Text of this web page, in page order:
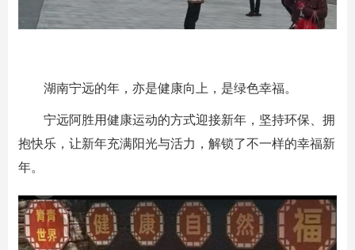
湖南宁远的年，亦是健康向上，是绿色幸福。
宁远阿胜用健康运动的方式迎接新年，坚持环保、拥
抱快乐，让新年充满阳光与活力，解锁了不一样的幸福新
年。